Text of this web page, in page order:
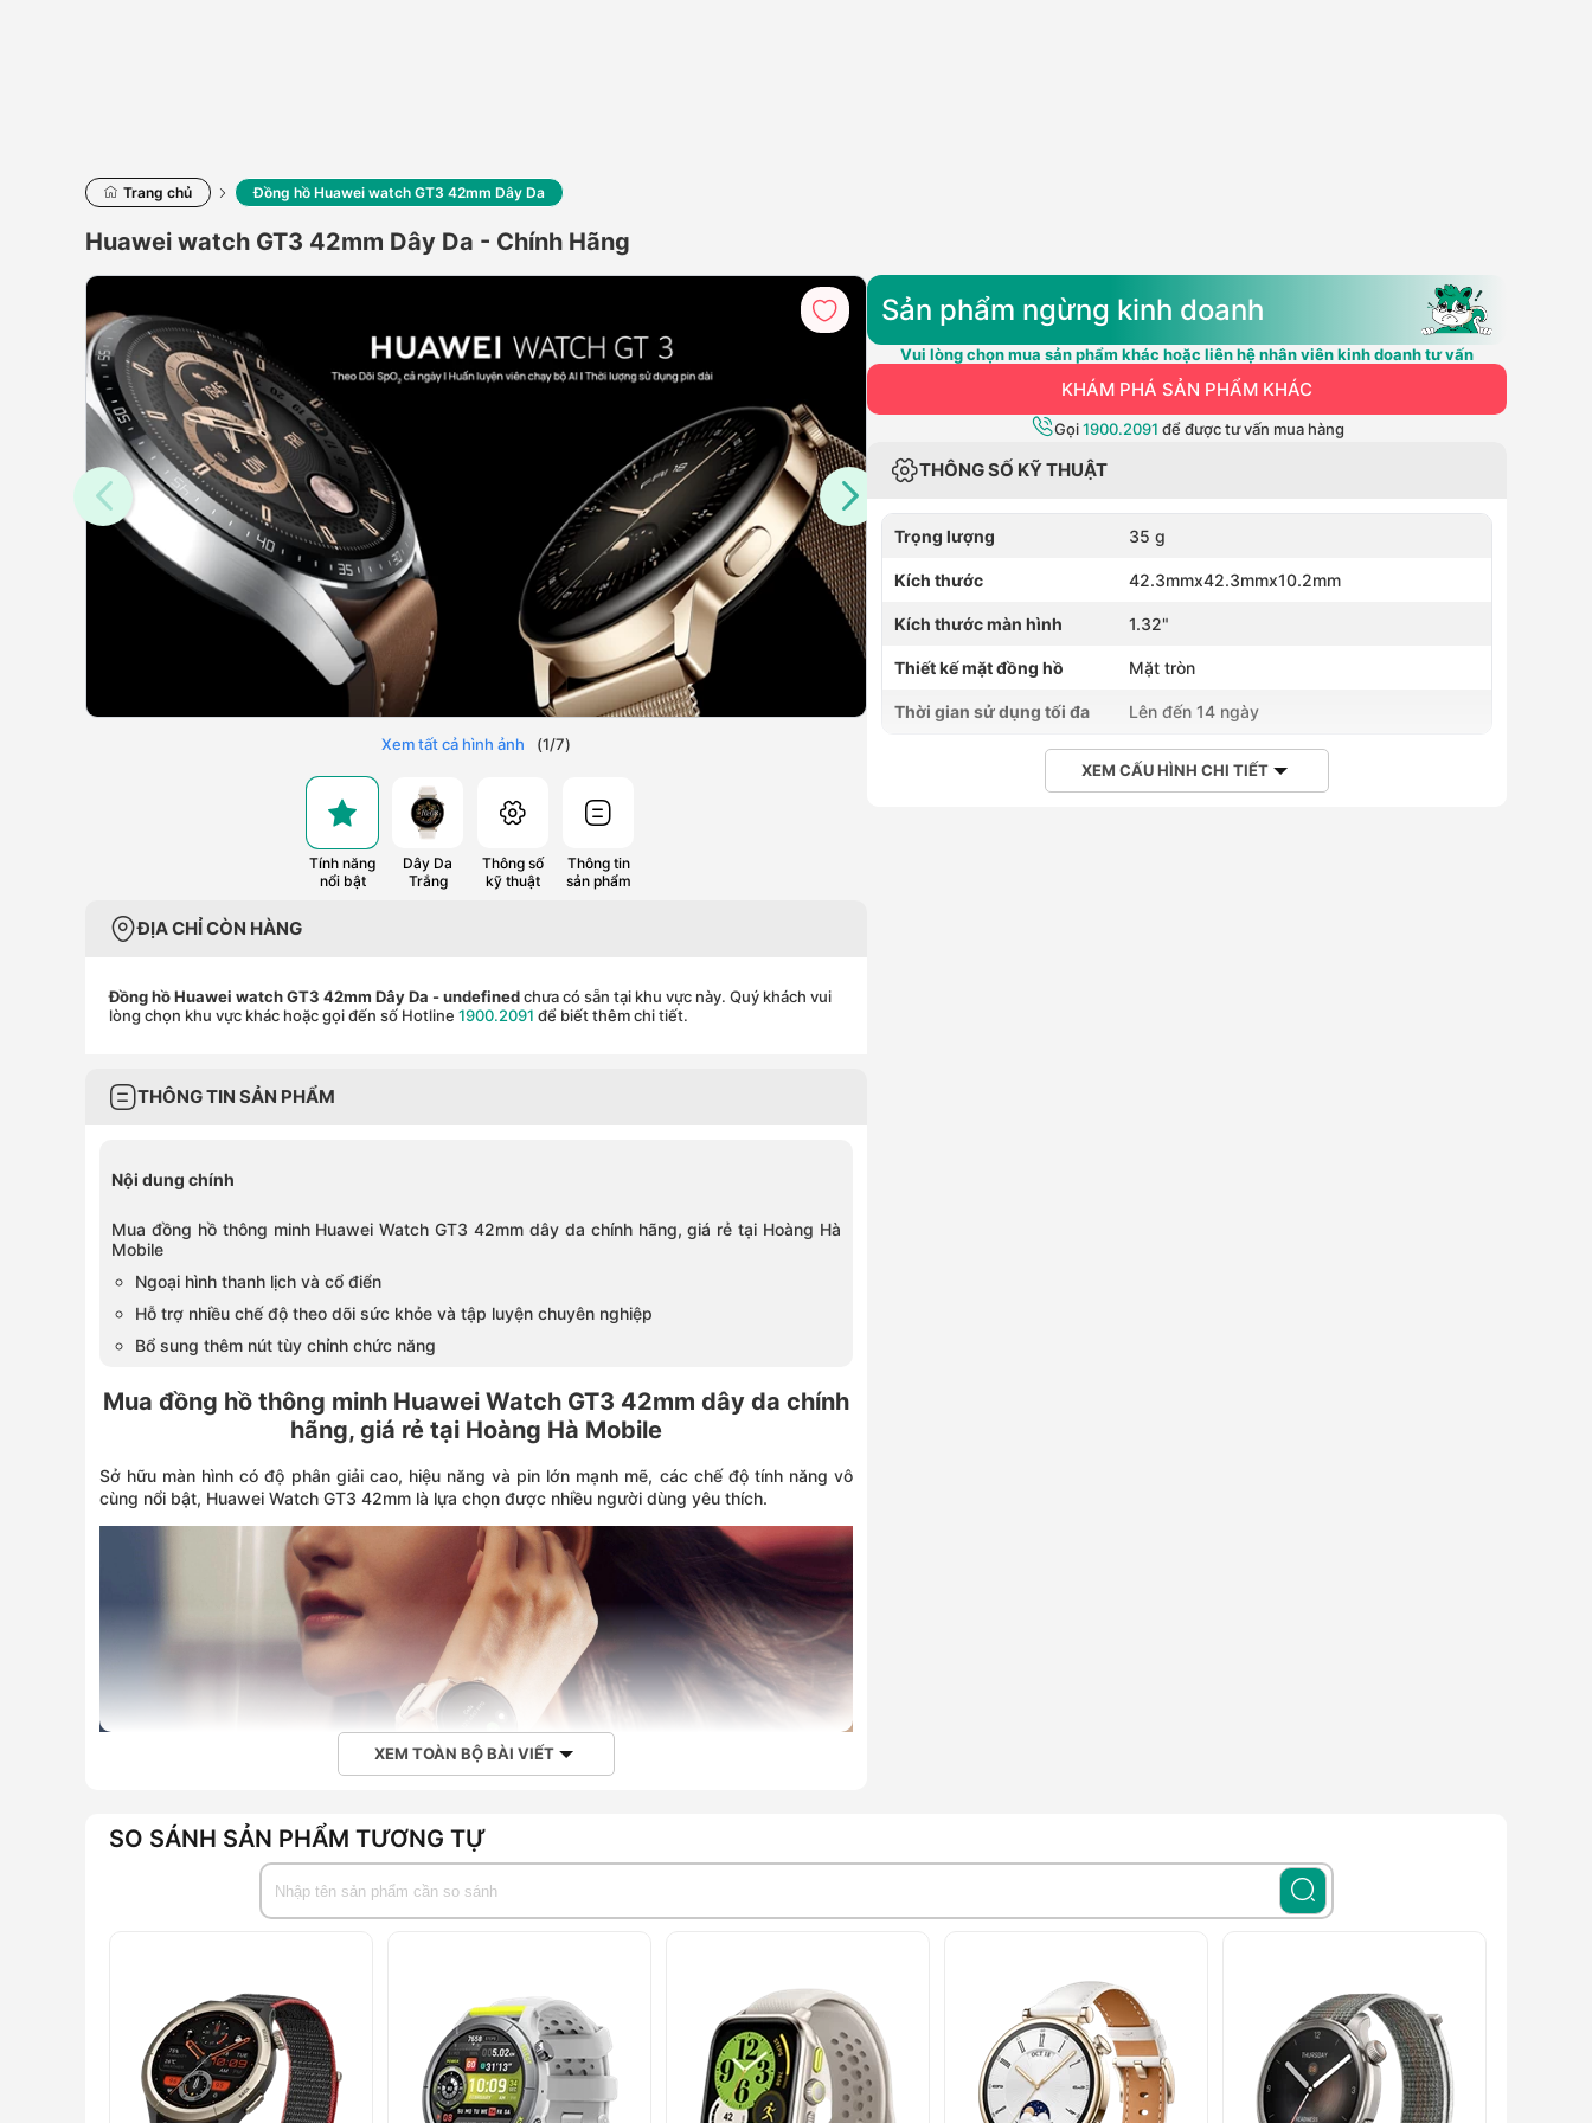
Trang chủ Đồng hồ Huawei watch GT3 42mm Dây Da
Huawei watch GT3 42mm Dây Da - Chính Hãng
Xem tất cả hình ảnh (1/7)
Tính năng
nổi bật
Dây Da
Trắng
Thông số
kỹ thuật
Thông tin
sản phẩm
ĐỊA CHỈ CÒN HÀNG
Đồng hồ Huawei watch GT3 42mm Dây Da - undefinedchưa có sẵn tại khu vực này. Quý khách vui
lòng chọn khu vực khác hoặc gọi đến số Hotline 1900.2091 để biết thêm chi tiết.
THÔNG TIN SẢN PHẨM
Nội dung chính
Mua đồng hồ thông minh Huawei Watch GT3 42mm dây da chính hãng, giá rẻ tại Hoàng Hà
Mobile
Ngoại hình thanh lịch và cổ điển
Hỗ trợ nhiều chế độ theo dõi sức khỏe và tập luyện chuyên nghiệp
Bổ sung thêm nút tùy chỉnh chức năng
Mua đồng hồ thông minh Huawei Watch GT3 42mm dây da chính
hãng, giá rẻ tại Hoàng Hà Mobile
Sở hữu màn hình có độ phân giải cao, hiệu năng và pin lớn mạnh mẽ, các chế độ tính năng vô
cùng nổi bật, Huawei Watch GT3 42mm là lựa chọn được nhiều người dùng yêu thích.
Ngoại hình thanh lịch và cổ điển
Huawei Watch GT3 là thế hệ tiếp theo của chiếc Watch GT 2 được phát hành từ 2019. Do đó, nó
vẫn có ngoại hình rất đặc trưng của người tiền nhiệm, đó chính là sự thanh lịch và cổ điển. Tuy
nhiên, thế hệ sau đã có những cải tiến nhất định, mà điển hình nhất là màn hình AMOLED lớn
XEM TOÀN BỘ BÀI VIẾT
Sản phẩm ngừng kinh doanh
Vui lòng chọn mua sản phẩm khác hoặc liên hệ nhân viên kinh doanh tư vấn
KHÁM PHÁ SẢN PHẨM KHÁC
Gọi1900.2091 để được tư vấn mua hàng
THÔNG SỐ KỸ THUẬT
Trọng lượng 35 g
Kích thước 42.3mmx42.3mmx10.2mm
Kích thước màn hình 1.32"
Thiết kế mặt đồng hồ Mặt tròn
Thời gian sử dụng tối đa Lên đến 14 ngày
XEM CẤU HÌNH CHI TIẾT
SO SÁNH SẢN PHẨM TƯƠNG TỰ